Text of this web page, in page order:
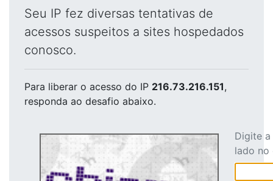
Seu IP fez diversas tentativas de
acessos suspeitos a sites hospedados
conosco.
Para liberar o acesso do IP 216.73.216.151,
responda ao desafio abaixo.
Digite
lado no